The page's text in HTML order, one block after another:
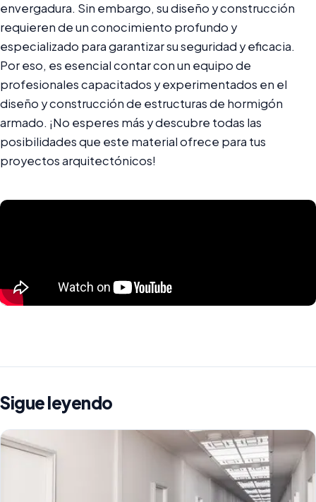
envergadura. Sin embargo, su diseño y construcción
requieren de un conocimiento profundo y
especializado para garantizar su seguridad y eficacia.
Por eso, es esencial contar con un equipo de
profesionales capacitados y experimentados en el
diseño y construcción de estructuras de hormigón
armado. ¡No esperes más y descubre todas las
posibilidades que este material ofrece para tus
proyectos arquitectónicos!
Sigue leyendo